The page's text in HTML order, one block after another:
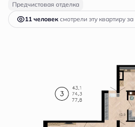
Предчистовая отделка
11 человек смотрели эту квартиру